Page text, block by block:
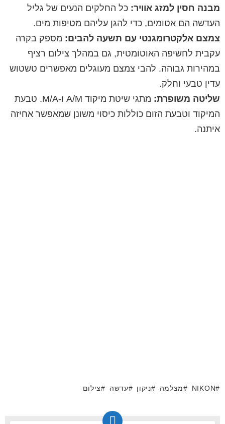
מבנה חסין למזג אוויר: כל החלקים הנעים של גליל
העדשה הם אטומים, כדי להגן עליהם מטיפות מים.
צמצם אלקטרומגנטי עם תשעה להבים: מספק בקרה
עקבית לחשיפה האוטומטית, גם במהלך צילום רציף
במהירות גבוהה. להבי צמצם מעוגלים מאפשרים טשטוש
עדין טבעי וחלק.
שליטה משופרת:
מתגי שיטת מיקוד A/M ו-M/A. טבעת
המיקוד וטבעת הזום כוללות כיסוי משונן שמאפשר אחיזה
איתנה.
NIKON מצלמה ניקון עדשה צילום